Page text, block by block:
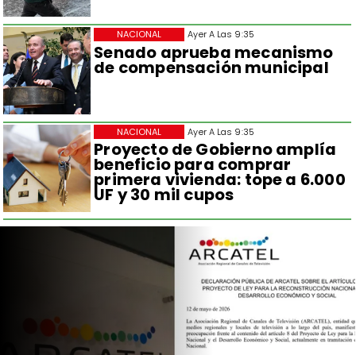
Ayer A Las 9:35
Senado aprueba mecanismo
de compensación municipal
NACIONAL
Ayer A Las 9:35
Proyecto de Gobierno amplía
beneficio para comprar
primera vivienda: tope a 6.000
UF y 30 mil cupos
NACIONAL